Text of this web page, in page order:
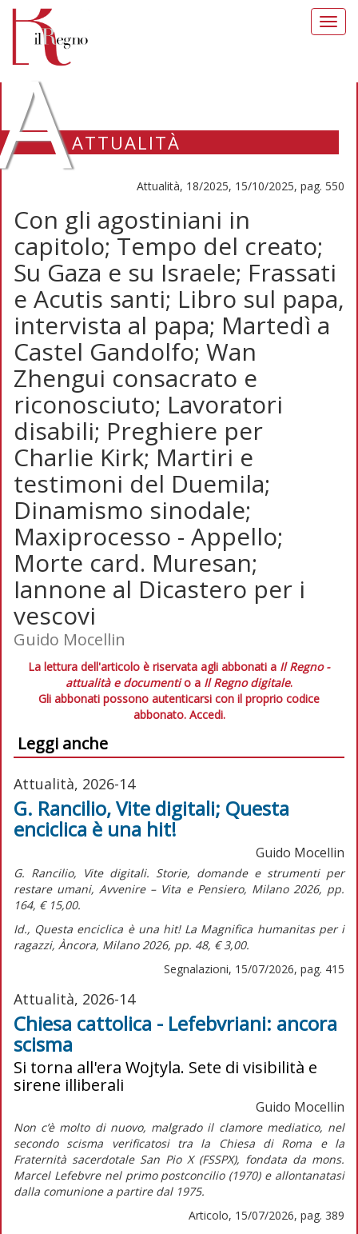
ATTUALITÀ
Attualità, 18/2025, 15/10/2025, pag. 550
Con gli agostiniani in
capitolo; Tempo del creato;
Su Gaza e su Israele; Frassati
e Acutis santi; Libro sul papa,
intervista al papa; Martedì a
Castel Gandolfo; Wan
Zhengui consacrato e
riconosciuto; Lavoratori
disabili; Preghiere per
Charlie Kirk; Martiri e
testimoni del Duemila;
Dinamismo sinodale;
Maxiprocesso - Appello;
Morte card. Muresan;
Iannone al Dicastero per i
vescovi
Guido Mocellin
La lettura dell'articolo è riservata agli abbonati a Il Regno -
attualità e documentio a Il Regno digitale.
Gli abbonati possono autenticarsi con il proprio codice
abbonato. Accedi.
Leggi anche
Attualità, 2026-14
G. Rancilio, Vite digitali; Questa
enciclica è una hit!
Guido Mocellin
G. Rancilio, Vite digitali. Storie, domande e strumenti per
restare umani, Avvenire – Vita e Pensiero, Milano 2026, pp.
164, € 15,00.
Id., Questa enciclica è una hit! La Magnifica humanitas per i
ragazzi, Àncora, Milano 2026, pp. 48, € 3,00.
Segnalazioni, 15/07/2026, pag. 415
Attualità, 2026-14
Chiesa cattolica - Lefebvriani: ancora
scisma
Si torna all'era Wojtyla. Sete di visibilità e
sirene illiberali
Guido Mocellin
Non c’è molto di nuovo, malgrado il clamore mediatico, nel
secondo scisma verificatosi tra la Chiesa di Roma e la
Fraternità sacerdotale San Pio X (FSSPX), fondata da mons.
Marcel Lefebvre nel primo postconcilio (1970) e allontanatasi
dalla comunione a partire dal 1975.
Articolo, 15/07/2026, pag. 389